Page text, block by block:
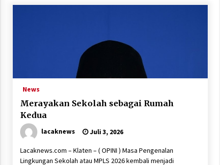
News
Merayakan Sekolah sebagai Rumah
Kedua
lacaknews Juli 3, 2026
Lacaknews.com – Klaten – ( OPINI ) Masa Pengenalan
Lingkungan Sekolah atau MPLS 2026 kembali menjadi